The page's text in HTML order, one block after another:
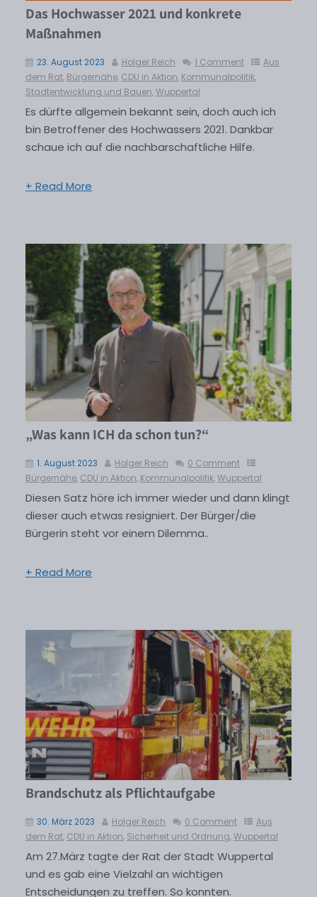
Das Hochwasser 2021 und konkrete
Maßnahmen
23. August 2023 Holger Reich 1 Comment
Aus
dem Rat, Bürgernähe, CDU in Aktion, Kommunalpolitik,
Stadtentwicklung und Bauen,Wuppertal
Es dürfte allgemein bekannt sein, doch auch ich
bin Betroffener des Hochwassers 2021. Dankbar
schaue ich auf die nachbarschaftliche Hilfe.
+ Read More
„Was kann ICH da schon tun?“
1. August 2023 Holger Reich
0 Comment
Bürgernähe, CDU in Aktion, Kommunalpolitik,Wuppertal
Diesen Satz höre ich immer wieder und dann klingt
dieser auch etwas resigniert. Der Bürger/die
Bürgerin steht vor einem Dilemma..
+ Read More
Brandschutz als Pflichtaufgabe
30. März 2023 Holger Reich 0 Comment
Aus
dem Rat, CDU in Aktion, Sicherheit und Ordnung,Wuppertal
Am 27.März tagte der Rat der Stadt Wuppertal
und es gab eine Vielzahl an wichtigen
Entscheidungen zu treffen. So konnten.